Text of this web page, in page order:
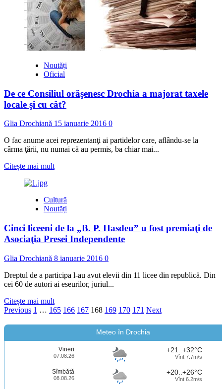
Noutăți
Oficial
De ce Consiliul orăşenesc Drochia a majorat taxele
locale şi cu cât?
Glia Drochiană 15 ianuarie 2016 0
O fac anume acei reprezentanţi ai partidelor care, aflându-se la
cârma ţării, nu numai că au permis, ba chiar mai...
Citește mai multRead
ce
Consiliul
Drochia
a
majorat
taxele
locale
şi
cu
Cultură
Noutăți
Cinci liceeni de la „B. P. Hasdeu” u fost premiaţi de
Asociaţia Presei Independente
Glia Drochiană 8 ianuarie 2016 0
Dreptul de a participa l-au avut elevii din 11 licee din republică. Din
cei 60 de autori ai eseurilor, juriul...
Citește mai multRead
more
Cinci
de
la
P.
Hasdeu”
Paginație
articole
Previous 1 … 165 166 167 168 169 170 171 Next
Meteo în Drochia
Vineri
07.08.26
+21..+32°C
Vînt 7.7m/s
Sîmbătă
08.08.26
+20..+26°C
Vînt 6.2m/s